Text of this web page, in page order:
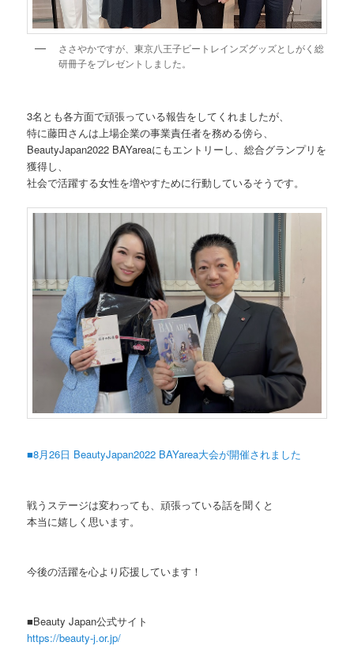
ささやかですが、東京八王子ビートレインズグッズとしがく総
研冊子をプレゼントしました。
3名とも各方面で頑張っている報告をしてくれましたが、
特に藤田さんは上場企業の事業責任者を務める傍ら、
BeautyJapan2022 BAYareaにもエントリーし、総合グランプリを
獲得し、
社会で活躍する女性を増やすために行動しているそうです。
■8月26日 BeautyJapan2022 BAYarea大会が開催されました
戦うステージは変わっても、頑張っている話を聞くと
本当に嬉しく思います。
今後の活躍を心より応援しています！
■Beauty Japan公式サイト
https://beauty-j.or.jp/